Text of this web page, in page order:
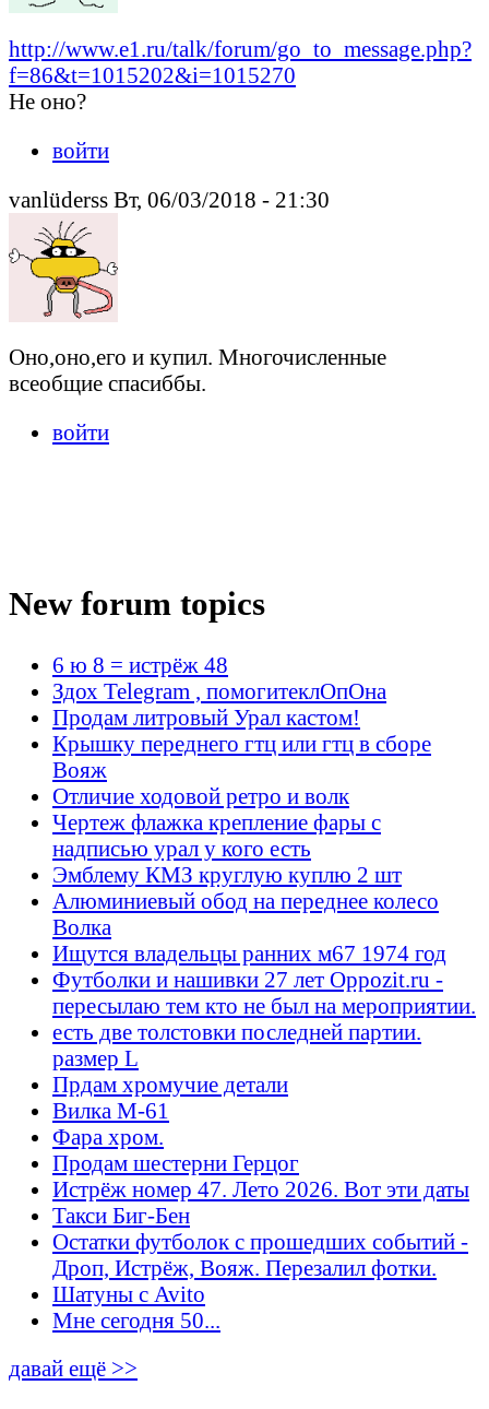
http://www.e1.ru/talk/forum/go_to_message.php?
f=86&t=1015202&i=1015270
Не оно?
войти
vanlüderss Вт, 06/03/2018 - 21:30
Оно,оно,его и купил. Многочисленные
всеобщие спасиббы.
войти
New forum topics
6 ю 8 = истрёж 48
Здох Telegram , помогитеклОпОна
Продам литровый Урал кастом!
Крышку переднего гтц или гтц в сборе
Вояж
Отличие ходовой ретро и волк
Чертеж флажка крепление фары с
надписью урал у кого есть
Эмблему КМЗ круглую куплю 2 шт
Алюминиевый обод на переднее колесо
Волка
Ищутся владельцы ранних м67 1974 год
Футболки и нашивки 27 лет Oppozit.ru -
пересылаю тем кто не был на мероприятии.
есть две толстовки последней партии.
размер L
Прдам хромучие детали
Вилка М-61
Фара хром.
Продам шестерни Герцог
Истрёж номер 47. Лето 2026. Вот эти даты
Такси Биг-Бен
Остатки футболок с прошедших событий -
Дроп, Истрёж, Вояж. Перезалил фотки.
Шатуны с Avito
Мне сегодня 50...
давай ещё >>